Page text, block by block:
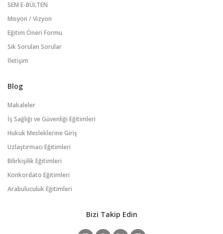
SEM E-BÜLTEN
Misyon / Vizyon
Eğitim Öneri Formu
Sık Sorulan Sorular
İletişim
Blog
Makaleler
İş Sağlığı ve Güvenliği Eğitimleri
Hukuk Mesleklerine Giriş
Uzlaştırmacı Eğitimleri
Bilirkişilik Eğitimleri
Konkordato Eğitimleri
Arabuluculuk Eğitimleri
Bizi Takip Edin